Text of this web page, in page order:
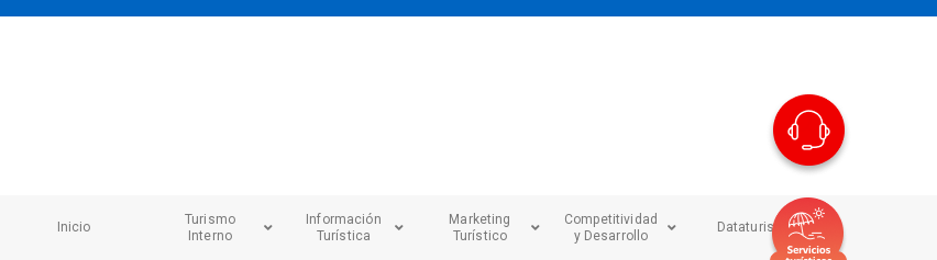
Inicio
Turismo
Interno
Información
Turística
Marketing
Turístico
Competitividad
y Desarrollo
Dataturismo